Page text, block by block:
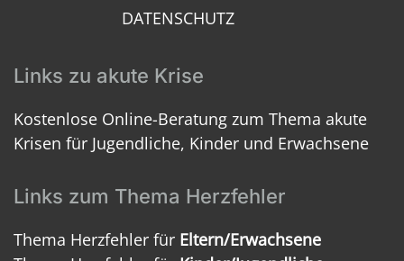
DATENSCHUTZ
Links zu akute Krise
Kostenlose Online-Beratung zum Thema akute
Krisen für Jugendliche, Kinder und Erwachsene
Links zum Thema Herzfehler
Thema Herzfehler für Eltern/Erwachsene